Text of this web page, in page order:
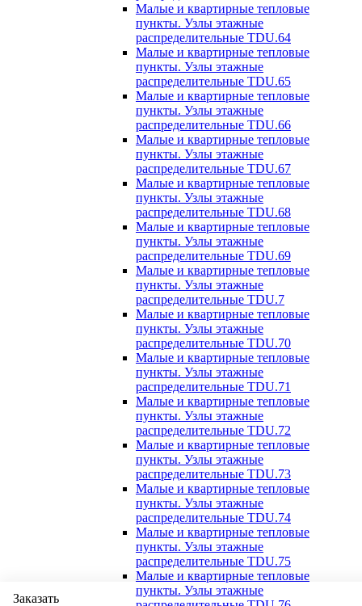
Малые и квартирные тепловые
пункты. Узлы этажные
распределительные TDU.64
Малые и квартирные тепловые
пункты. Узлы этажные
распределительные TDU.65
Малые и квартирные тепловые
пункты. Узлы этажные
распределительные TDU.66
Малые и квартирные тепловые
пункты. Узлы этажные
распределительные TDU.67
Малые и квартирные тепловые
пункты. Узлы этажные
распределительные TDU.68
Малые и квартирные тепловые
пункты. Узлы этажные
распределительные TDU.69
Малые и квартирные тепловые
пункты. Узлы этажные
распределительные TDU.7
Малые и квартирные тепловые
пункты. Узлы этажные
распределительные TDU.70
Малые и квартирные тепловые
пункты. Узлы этажные
распределительные TDU.71
Малые и квартирные тепловые
пункты. Узлы этажные
распределительные TDU.72
Малые и квартирные тепловые
пункты. Узлы этажные
распределительные TDU.73
Малые и квартирные тепловые
пункты. Узлы этажные
распределительные TDU.74
Малые и квартирные тепловые
пункты. Узлы этажные
распределительные TDU.75
Малые и квартирные тепловые
пункты. Узлы этажные
Заказать